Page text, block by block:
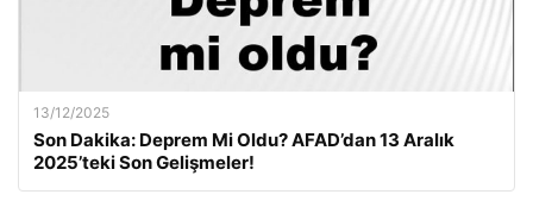
13/12/2025
Son Dakika: Deprem Mi Oldu? AFAD’dan 13 Aralık
2025’teki Son Gelişmeler!